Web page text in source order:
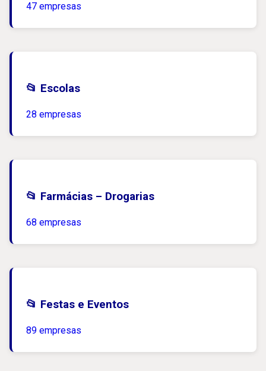
47 empresas
📂 Escolas
28 empresas
📂 Farmácias – Drogarias
68 empresas
📂 Festas e Eventos
89 empresas